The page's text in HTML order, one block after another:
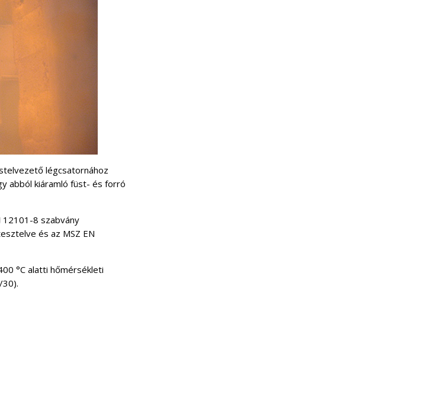
légcsatornához
abból kiáramló füst- és forró
12101-8 szabvány
és az MSZ EN
°C alatti hőmérsékleti